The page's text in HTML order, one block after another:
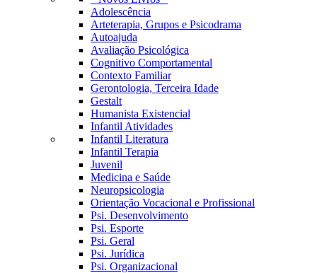
Adolescência
Arteterapia, Grupos e Psicodrama
Autoajuda
Avaliação Psicológica
Cognitivo Comportamental
Contexto Familiar
Gerontologia, Terceira Idade
Gestalt
Humanista Existencial
Infantil Atividades
Infantil Literatura
Infantil Terapia
Juvenil
Medicina e Saúde
Neuropsicologia
Orientação Vocacional e Profissional
Psi. Desenvolvimento
Psi. Esporte
Psi. Geral
Psi. Jurídica
Psi. Organizacional